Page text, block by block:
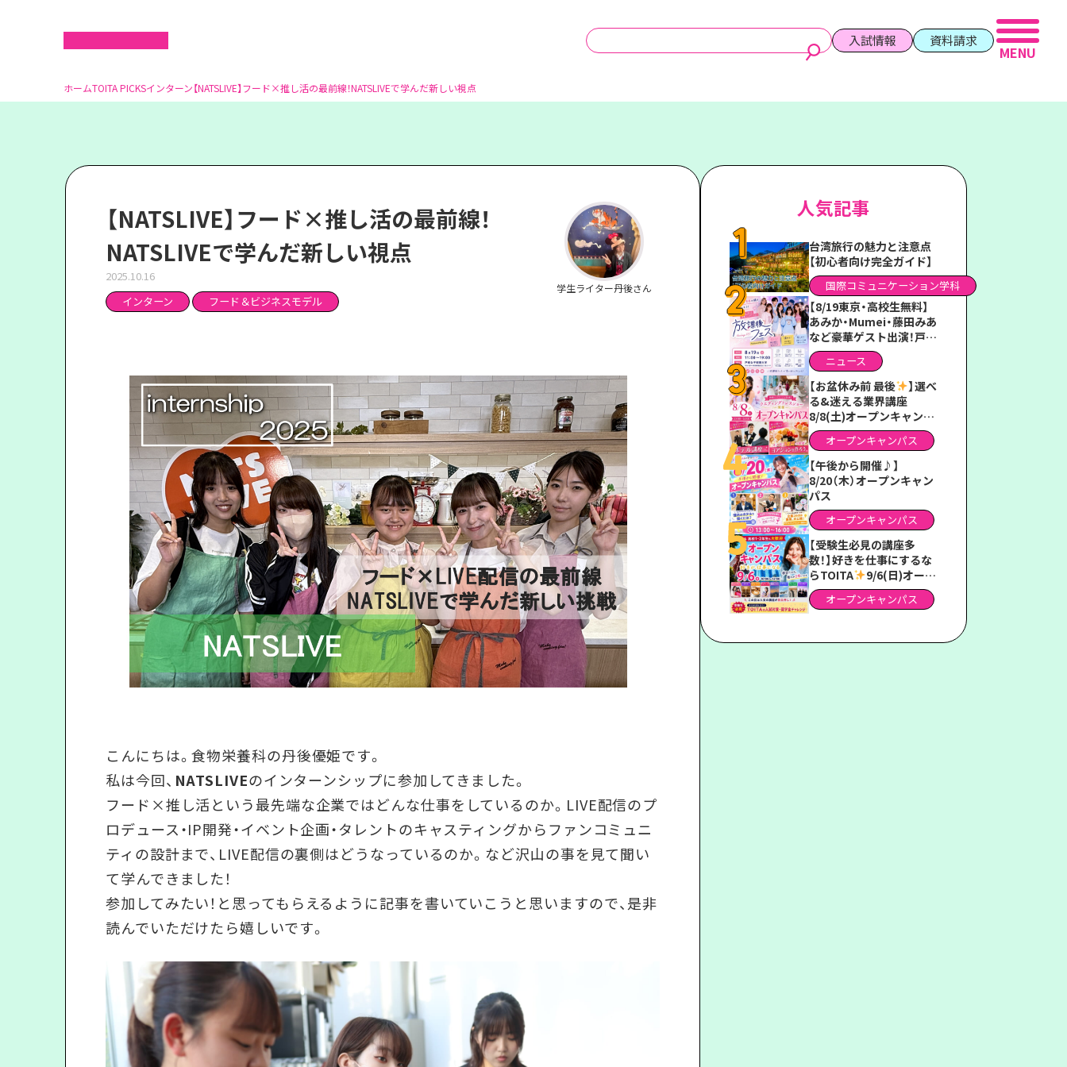
入試情報 資料請求
ホームTOITA PICKSインターン【NATSLIVE】フード×推し活の最前線！NATSLIVEで学んだ新しい視点
【NATSLIVE】フード×推し活の最前線！
NATSLIVEで学んだ新しい視点
2025.10.16
インターン
フード＆ビジネスモデル
学生ライター丹後さん
こんにちは。食物栄養科の丹後優姫です。
私は今回、 NATSLIVEのインターンシップに参加してきました。
フード×推し活という最先端な企業ではどんな仕事をしているのか。LIVE配信のプ
ロデュース・IP開発・イベント企画・タレントのキャスティングからファンコミュニ
ティの設計まで、LIVE配信の裏側はどうなっているのか。など沢山の事を見て聞い
て学んできました！
参加してみたい！と思ってもらえるように記事を書いていこうと思いますので、是非
読んでいただけたら嬉しいです。
人気記事
台湾旅行の魅力と注意点
【初心者向け完全ガイド】
国際コミュニケーション学科
【8/19東京・高校生無料】
あみか・Mumei・藤田みあ
など豪華ゲスト出演！戸板
女子短期大学「放課後フェ
ス2026」
ニュース
【お盆休み前 最後
】選べ
る&迷える業界講座
8/8(土)オープンキャンパ
ス
オープンキャンパス
【午後から開催♪】
8/20（木）オープンキャン
パス
オープンキャンパス
【受験生必見の講座多
数！】好きを仕事にするな
らTOITA
9/6(日)オープ
ンキャンパス
オープンキャンパス